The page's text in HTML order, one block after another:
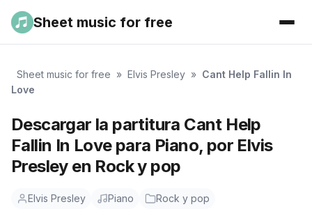
Sheet music for free
Sheet music for free » Elvis Presley » Cant Help Fallin In
Love
Descargar la partitura Cant Help
Fallin In Love para Piano, por Elvis
Presley en Rock y pop
Elvis Presley Piano Rock y pop